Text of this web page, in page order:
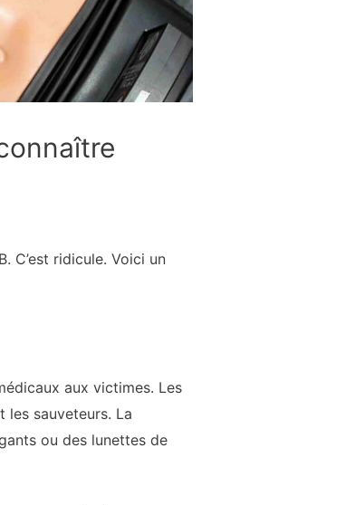
C’est ridicule. Voici un
aux victimes. Les
les sauveteurs. La
ou des lunettes de